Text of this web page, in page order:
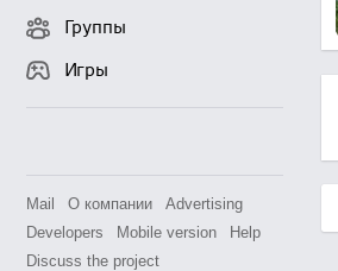
Группы
Игры
Mail О компании
Advertising
Developers
Mobile version
Help
Discuss the project